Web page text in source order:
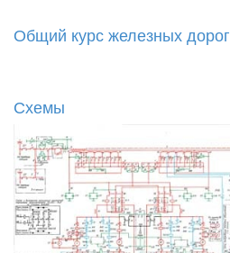
Общий курс железных дорог
Схемы